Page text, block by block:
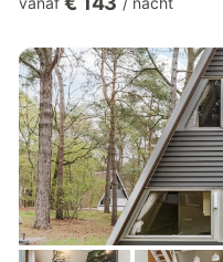
lekker bij de houtkachel,
Nostalgie &
groene omgeving, bent u
Ha...